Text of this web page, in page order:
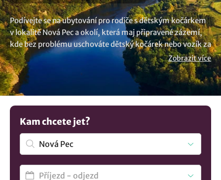
Podívejte se na ubytování pro rodiče s dětským kočárkem
v lokalitě Nová Pec a okolí, která maj připravené zázemí,
kde bez problému uschováte dětský kočárek nebo vozík za
kolo. Vychutnejte si pohodlí a bezpečí ubytovacích
prostor, které mají pro své hosty i úschovnu na kola a
dětské kočárky. Nenašli jste to co hledáte? Prozkoumejte
další tipy na
ubytování v lokalitě Nová Pec
Zobrazit více
Kam chcete jet?